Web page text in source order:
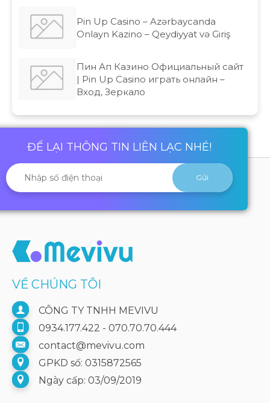
Pin Up Casino – Azərbaycanda
Onlayn Kazino – Qeydiyyat və Giriş
Пин Ап Казино Официальный сайт
| Pin Up Casino играть онлайн –
Вход, Зеркало
ĐỂ LẠI THÔNG TIN LIÊN LẠC NHÉ!
VỀ CHÚNG TÔI
CÔNG TY TNHH MEVIVU
0934.177.422 - 070.70.70.444
contact@mevivu.com
GPKD số: 0315872565
Ngày cấp: 03/09/2019